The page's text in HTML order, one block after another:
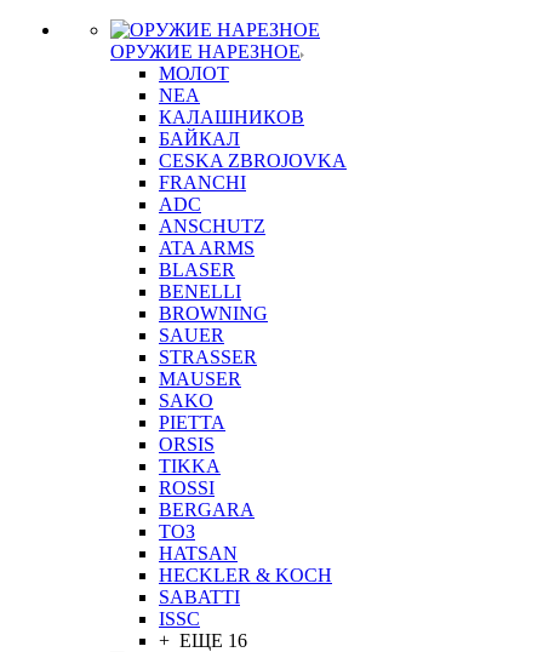
ОРУЖИЕ НАРЕЗНОЕ
МОЛОТ
NEA
КАЛАШНИКОВ
БАЙКАЛ
CESKA ZBROJOVKA
FRANCHI
ADC
ANSCHUTZ
ATA ARMS
BLASER
BENELLI
BROWNING
SAUER
STRASSER
MAUSER
SAKO
PIETTA
ORSIS
TIKKA
ROSSI
BERGARA
ТОЗ
HATSAN
HECKLER & KOCH
SABATTI
ISSC
+ ЕЩЕ 16